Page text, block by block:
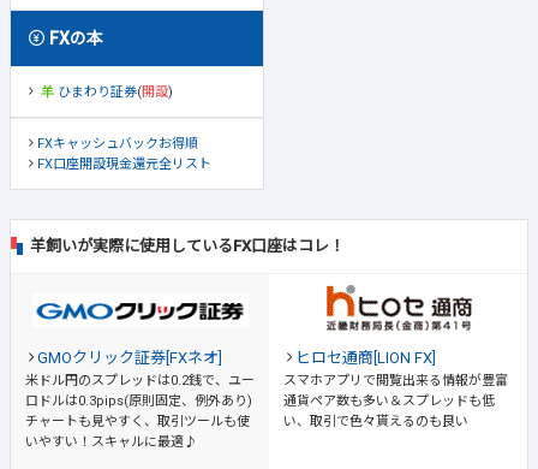
FXの本
ひまわり証券(開設)
FXキャッシュバックお得順
FX口座開設現金還元全リスト
羊飼いが実際に使用しているFX口座はコレ！
GMOクリック証券[FXネオ]
米ドル円のスプレッドは0.2銭で、ユー
ロドルは0.3pips(原則固定、例外あり)
チャートも見やすく、取引ツールも使
いやすい！スキャルに最適♪
ヒロセ通商[LION FX]
スマホアプリで閲覧出来る情報が豊富
通貨ペア数も多い＆スプレッドも低
い、取引で色々貰えるのも良い